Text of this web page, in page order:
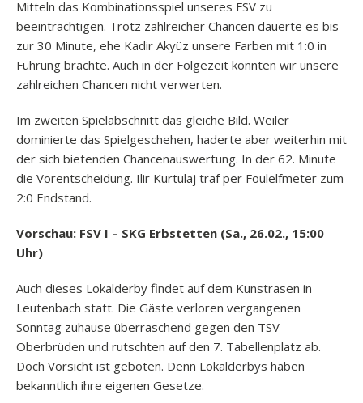
Mitteln das Kombinationsspiel unseres FSV zu
beeinträchtigen. Trotz zahlreicher Chancen dauerte es bis
zur 30 Minute, ehe Kadir Akyüz unsere Farben mit 1:0 in
Führung brachte. Auch in der Folgezeit konnten wir unsere
zahlreichen Chancen nicht verwerten.
Im zweiten Spielabschnitt das gleiche Bild. Weiler
dominierte das Spielgeschehen, haderte aber weiterhin mit
der sich bietenden Chancenauswertung. In der 62. Minute
die Vorentscheidung. Ilir Kurtulaj traf per Foulelfmeter zum
2:0 Endstand.
Vorschau: FSV I – SKG Erbstetten ​(Sa., 26.02., 15:00
Uhr)
Auch dieses Lokalderby findet auf dem Kunstrasen in
Leutenbach statt. Die Gäste verloren vergangenen
Sonntag zuhause überraschend gegen den TSV
Oberbrüden und rutschten auf den 7. Tabellenplatz ab.
Doch Vorsicht ist geboten. Denn Lokalderbys haben
bekanntlich ihre eigenen Gesetze.